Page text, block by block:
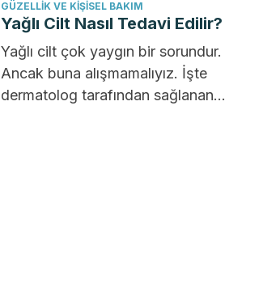
GÜZELLIK VE KIŞISEL BAKIM
Yağlı Cilt Nasıl Tedavi Edilir?
Yağlı cilt çok yaygın bir sorundur.
Ancak buna alışmamalıyız. İşte
dermatolog tarafından sağlanan